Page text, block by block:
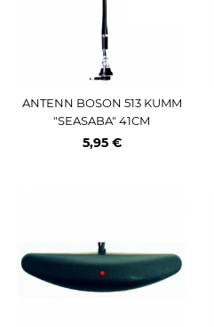
ANTENN BOSON 513 KUMM
"SEASABA" 41CM
5,95 €